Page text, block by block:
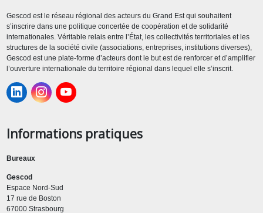
Gescod est le réseau régional des acteurs du Grand Est qui souhaitent
s’inscrire dans une politique concertée de coopération et de solidarité
internationales. Véritable relais entre l’État, les collectivités territoriales et les
structures de la société civile (associations, entreprises, institutions diverses),
Gescod est une plate-forme d’acteurs dont le but est de renforcer et d’amplifier
l’ouverture internationale du territoire régional dans lequel elle s’inscrit.
Informations pratiques
Bureaux
Gescod
Espace Nord-Sud
17 rue de Boston
67000 Strasbourg